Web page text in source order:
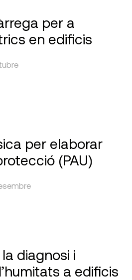
per a
en edificis
per elaborar
(PAU)
diagnosi i
a edificis